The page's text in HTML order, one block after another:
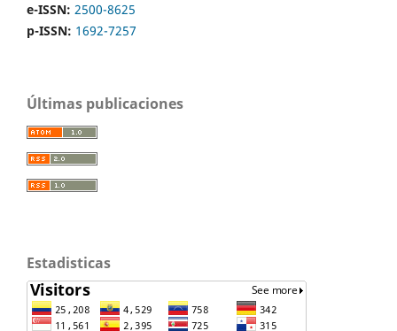
e-ISSN: 2500-8625
p-ISSN: 1692-7257
Últimas publicaciones
Estadisticas